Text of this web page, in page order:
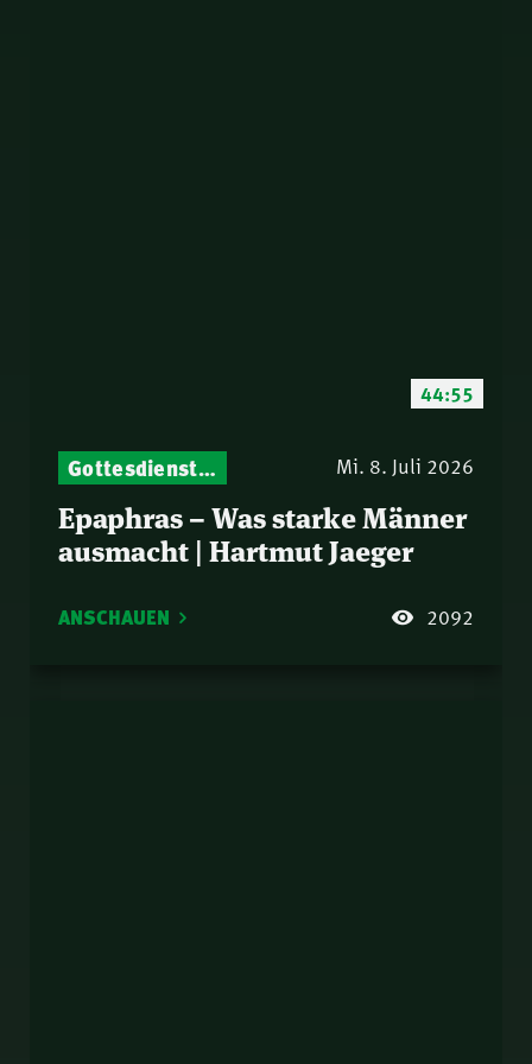
44:55
Gottesdienst-Botschaften – Jeden Sonntag neu: Aktuelle Predigten vom Mitternachtsruf Mi. 8. Juli 2026
Epaphras – Was starke Männer
ausmacht | Hartmut Jaeger
ANSCHAUEN 2092